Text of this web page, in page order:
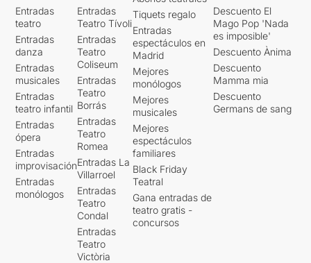
Entradas
teatro
Entradas
danza
Entradas
musicales
Entradas
teatro infantil
Entradas
ópera
Entradas
improvisación
Entradas
monólogos
Entradas
Teatro Tívoli
Entradas
Teatro
Coliseum
Entradas
Teatro
Borrás
Entradas
Teatro
Romea
Entradas La
Villarroel
Entradas
Teatro
Condal
Entradas
Teatro
Victòria
Tiquets regalo
Entradas
espectáculos en
Madrid
Mejores
monólogos
Mejores
musicales
Mejores
espectáculos
familiares
Black Friday
Teatral
Gana entradas de
teatro gratis -
concursos
Descuento El
Mago Pop 'Nada
es imposible'
Descuento Ànima
Descuento
Mamma mia
Descuento
Germans de sang